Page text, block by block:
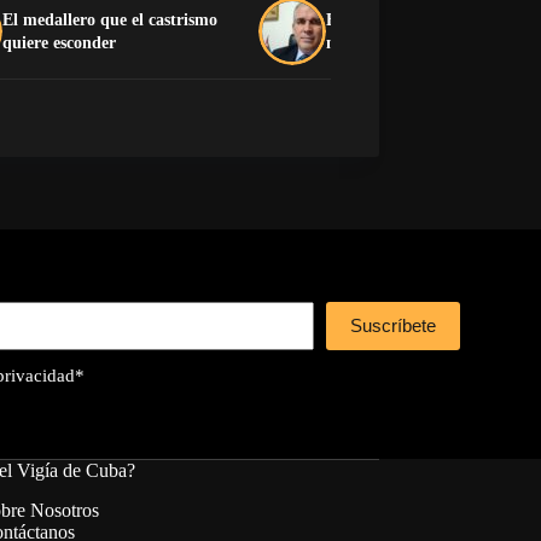
El medallero que el castrismo
quiere esconder
El pedido desesperado de un
muerto
Suscríbete
*
Vigía de Cuba?
Nosotros